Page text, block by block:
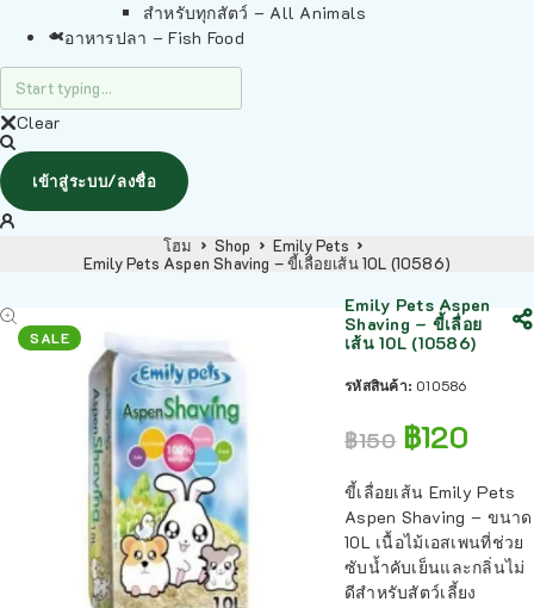
สำหรับทุกสัตว์ – All Animals
อาหารปลา – Fish Food
Clear
เข้าสู่ระบบ/ลงชื่อ
โฮม Shop
Emily Pets
Emily Pets Aspen Shaving – ขี้เลื่อยเส้น 10L (10586)
SALE
Emily Pets Aspen
Shaving – ขี้เลื่อย
เส้น 10L (10586)
รหัสสินค้า: 010586
฿150 ฿120
ขี้เลื่อยเส้น Emily Pets
Aspen Shaving – ขนาด
10L เนื้อไม้เอสเพนที่ช่วย
ซับน้ำคับเย็นและกลิ่นไม่
ดีสำหรับสัตว์เลี้ยง